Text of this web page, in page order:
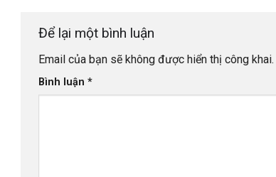
Để lại một bình luận
Email của bạn sẽ không được hiển thị công khai.
Bình luận *